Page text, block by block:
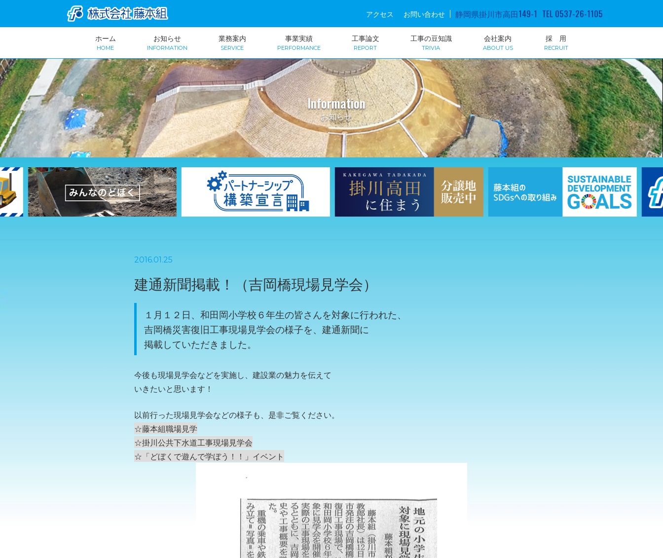
アクセス お問い合わせ 静岡県掛川市高田149-1 TEL 0537-26-1105
ホーム
HOME
お知らせ
INFORMATION
業務案内
SERVICE
事業実績
PERFORMANCE
工事論文
REPORT
工事の豆知識
TRIVIA
会社案内
ABOUT US
採 用
RECRUIT
Information
お知らせ
2016.01.25
建通新聞掲載！（吉岡橋現場見学会）
１月１２日、和田岡小学校６年生の皆さんを対象に行われた、
吉岡橋災害復旧工事現場見学会の様子を、建通新聞に
掲載していただきました。
今後も現場見学会などを実施し、建設業の魅力を伝えて
いきたいと思います！
以前行った現場見学会などの様子も、是非ご覧ください。
☆藤本組職場見学
☆掛川公共下水道工事現場見学会
☆「どぼくで遊んで学ぼう！！」イベント